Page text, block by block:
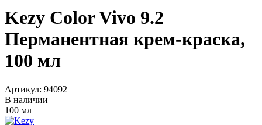
Kezy Color Vivo 9.2
Перманентная крем-краска,
100 мл
Артикул: 94092
В наличии
100 мл